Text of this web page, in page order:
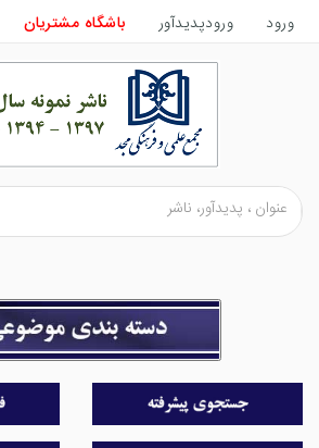
ورود ورودپدیدآور باشگاه مشتریان